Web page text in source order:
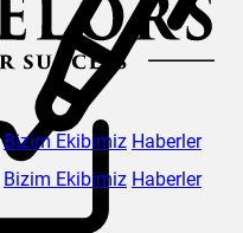
Bizim Ekibimiz Haberler
Bizim Ekibimiz Haberler